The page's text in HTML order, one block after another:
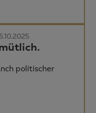
politischer